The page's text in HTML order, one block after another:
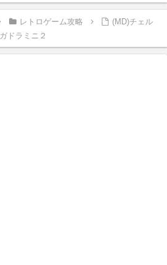
レトロゲーム攻略
(MD)チェル
ドラミニ２